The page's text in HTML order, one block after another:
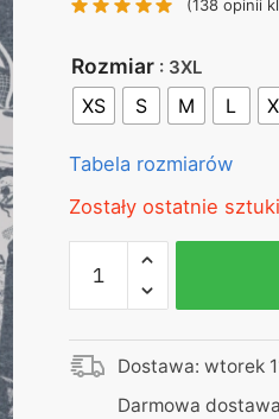
130,00 zł.
(138 opinii
Rozmiar : 3XL
XS S M L
Tabela rozmiarów
Zostały ostatnie
Koszulka
–
Już
nie
Dostawa: wtorek
Darmowa